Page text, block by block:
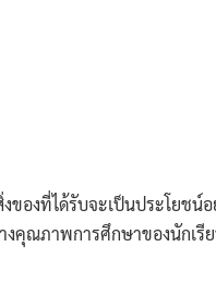
ของที่ได้รับจะเป็นประโยชน์
งคุณภาพการศึกษาของนักเรี